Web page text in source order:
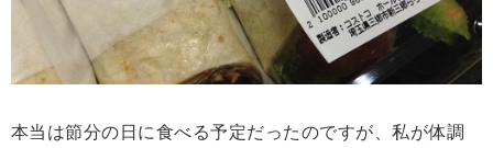
本当は節分の日に食べる予定だったのですが、私が体調